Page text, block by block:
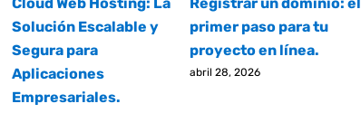
Solución Escalable y
Segura para
Aplicaciones
Empresariales.
primer paso para tu
proyecto en línea.
abril 28, 2026